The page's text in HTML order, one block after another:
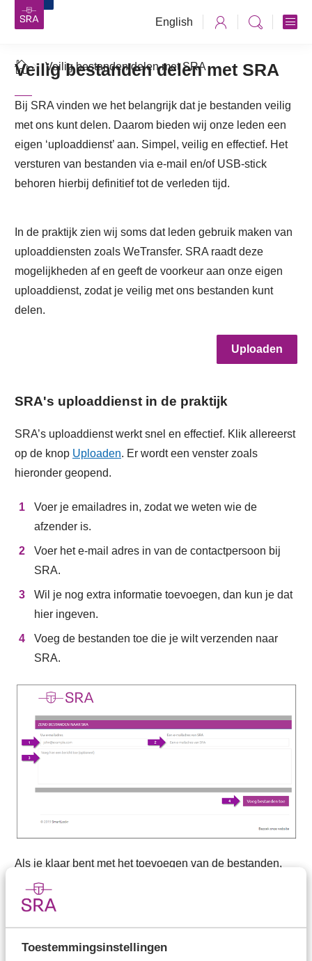
Toestemmingsinstellingen
English
Veilig bestanden delen met SRA
Veilig bestanden delen met SRA
Bij SRA vinden we het belangrijk dat je bestanden veilig
met ons kunt delen. Daarom bieden wij onze leden een
eigen ‘uploaddienst’ aan. Simpel, veilig en effectief. Het
versturen van bestanden via e-mail en/of USB-stick
behoren hierbij definitief tot de verleden tijd.
In de praktijk zien wij soms dat leden gebruik maken van
uploaddiensten zoals WeTransfer. SRA raadt deze
mogelijkheden af en geeft de voorkeur aan onze eigen
uploaddienst, zodat je veilig met ons bestanden kunt
delen.
Uploaden
SRA's uploaddienst in de praktijk
SRA’s uploaddienst werkt snel en effectief. Klik allereerst
op de knop Uploaden. Er wordt een venster zoals
hieronder geopend.
Voer je emailadres in, zodat we weten wie de
afzender is.
Voer het e-mail adres in van de contactpersoon bij
SRA.
Wil je nog extra informatie toevoegen, dan kun je dat
hier ingeven.
Voeg de bestanden toe die je wilt verzenden naar
SRA.
Als je klaar bent met het toevoegen van de bestanden,
klik dan op 'Verzend bestanden'. Heb je een verkeerd
bestand toegevoegd, dan is dat geen probleem. Klik dan
verwijderd.